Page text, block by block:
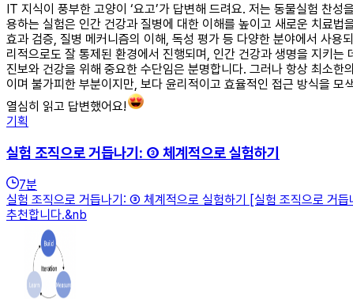
IT 지식이 풍부한 고양이 ‘요고’가 답변해 드려요. 저는 동물실험 찬
용하는 실험은 인간 건강과 질병에 대한 이해를 높이고 새로운 치료
효과 검증, 질병 메커니즘의 이해, 독성 평가 등 다양한 분야에서 사
리적으로도 잘 통제된 환경에서 진행되며, 인간 건강과 생명을 지키
진보와 건강을 위해 중요한 수단임은 분명합니다. 그러나 항상 최소
이며 불가피한 부분이지만, 보다 윤리적이고 효율적인 접근 방식을 모
열심히 읽고 답변했어요!
기획
실험 조직으로 거듭나기: ③ 체계적으로 실험하기
7분
실험 조직으로 거듭나기: ③ 체계적으로 실험하기 [실험 조직으로 거
추천합니다.&nb